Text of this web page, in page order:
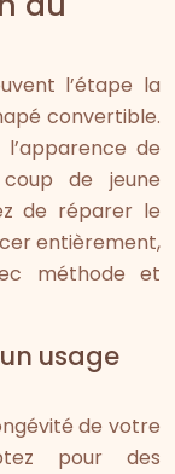
l’étape la
convertible.
de
de jeune
de réparer le
entièrement,
méthode et
usage
de votre
pour des